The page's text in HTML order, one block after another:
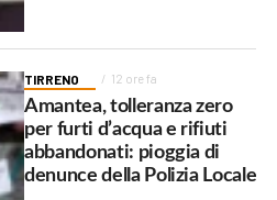
TIRRENO 12 ore fa
Amantea, tolleranza zero
per furti d’acqua e rifiuti
abbandonati: pioggia di
denunce della Polizia Locale